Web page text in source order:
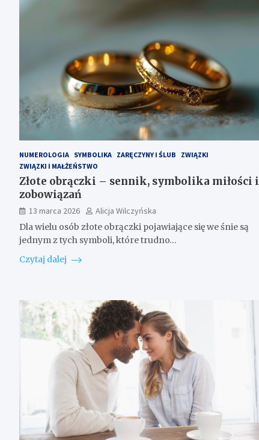
NUMEROLOGIA SYMBOLIKA ZARĘCZYNY I ŚLUB
ZWIĄZKI
ZWIĄZKI I MAŁŻEŃSTWO
Złote obrączki – sennik, symbolika miłości i
zobowiązań
13 marca 2026
Alicja Wilczyńska
Dla wielu osób złote obrączki pojawiające się we śnie są
jednym z tych symboli, które trudno…
Czytaj dalej